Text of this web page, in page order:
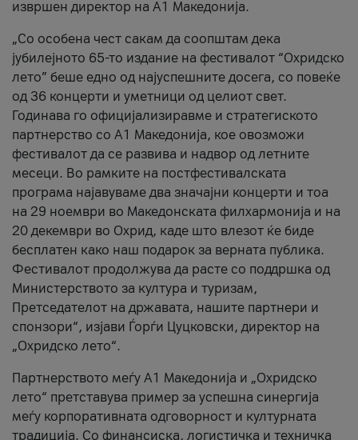
извршен директор на A1 Македонија.
„Со особена чест сакам да соопштам дека
јубилејното 65-то издание на фестивалот “Охридско
лето” беше едно од најуспешните досега, со повеќе
од 36 концерти и уметници од целиот свет.
Годинава го официјализиравме и стратегиското
партнерство со А1 Македонија, кое овозможи
фестивалот да се развива и надвор од летните
месеци. Во рамките на постфестивалската
програма најавуваме два значајни концерти и тоа
на 29 ноември во Македонската филхармонија и на
20 декември во Охрид, каде што влезот ќе биде
бесплатен како наш подарок за верната публика.
Фестивалот продолжува да расте со поддршка од
Министерството за култура и туризам,
Претседателот на државата, нашите партнери и
спонзори“, изјави Ѓорѓи Цуцковски, директор на
„Охридско лето“.
Партнерството меѓу A1 Македонија и „Охридско
лето“ претставува пример за успешна синергија
меѓу корпоративната одговорност и културната
традиција. Со финансиска, логистичка и техничка